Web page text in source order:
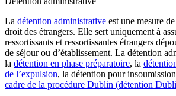
La détention administrative est une mesure
droit des étrangers. Elle sert uniquement à
ressortissants et ressortissantes étrangers
de séjour ou d’établissement. La détention
la détention en phase préparatoire, la
de l’expulsion, la détention pour
cadre de la procédure Dublin (détention